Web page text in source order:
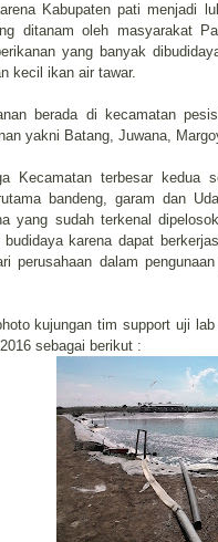
Kabupaten pati menjadi
ditanam oleh masyarakat
yang banyak
kecil ikan air tawar.
berada di kecamatan
yakni Batang, Juwana,
Kecamatan terbesar kedua
bandeng, garam dan
yang sudah terkenal
karena dapat
perusahaan dalam
kujungan tim support uji
sebagai berikut :